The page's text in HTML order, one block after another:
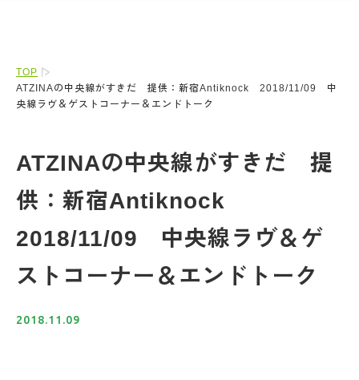
TOP
ATZINAの中央線がすきだ 提供：新宿Antiknock 2018/11/09 中
央線ラヴ＆ゲストコーナー＆エンドトーク
ATZINAの中央線がすきだ 提
供：新宿Antiknock
2018/11/09 中央線ラヴ＆ゲ
ストコーナー＆エンドトーク
2018.11.09